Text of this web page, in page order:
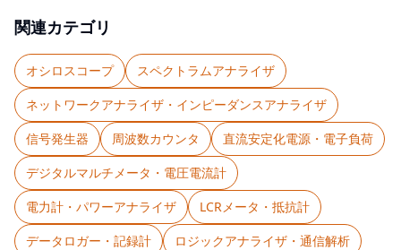
関連カテゴリ
オシロスコープ
スペクトラムアナライザ
ネットワークアナライザ・インピーダンスアナライザ
信号発生器
周波数カウンタ
直流安定化電源・電子負荷
デジタルマルチメータ・電圧電流計
電力計・パワーアナライザ
LCRメータ・抵抗計
データロガー・記録計
ロジックアナライザ・通信解析